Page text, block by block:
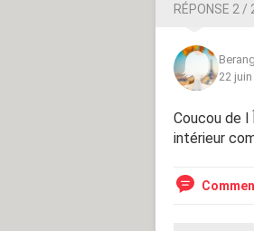
RÉPONSE 2 /
22
Coucou de
intérieur